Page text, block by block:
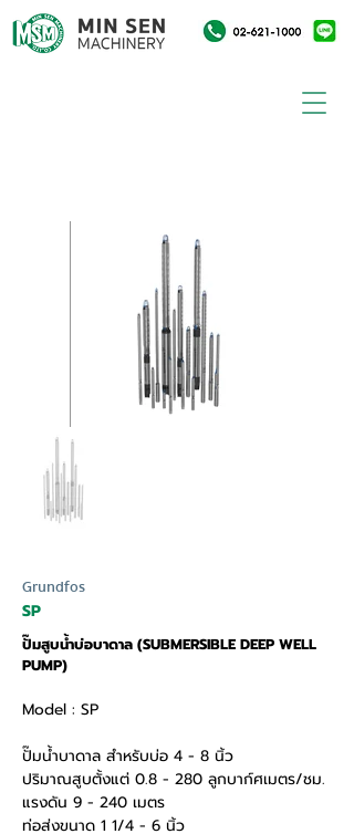
Grundfos
SP
ปั๊มสูบน้ำบ่อบาดาล (SUBMERSIBLE DEEP WELL
PUMP)
Model : SP
ปั๊มน้ำบาดาล สำหรับบ่อ 4 - 8 นิ้ว
ปริมาณสูบตั้งแต่ 0.8 - 280 ลูกบาก์ศเมตร/ชม.
แรงดัน 9 - 240 เมตร
ท่อส่งขนาด 1 1/4 - 6 นิ้ว